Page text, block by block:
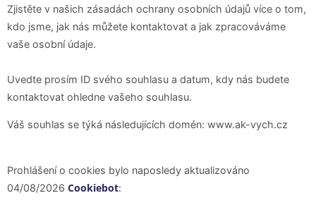
Zjistěte v našich zásadách ochrany osobních údajů více o tom,
kdo jsme, jak nás můžete kontaktovat a jak zpracováváme
vaše osobní údaje.
Uvedte prosím ID svého souhlasu a datum, kdy nás budete
kontaktovat ohledne vašeho souhlasu.
Váš souhlas se týká následujících domén: www.ak-vych.cz
Prohlášení o cookies bylo naposledy aktualizováno
04/08/2026 Cookiebot: